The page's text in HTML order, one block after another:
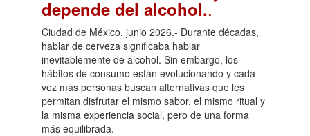
depende del alcohol..
Ciudad de México, junio 2026.- Durante décadas,
hablar de cerveza significaba hablar
inevitablemente de alcohol. Sin embargo, los
hábitos de consumo están evolucionando y cada
vez más personas buscan alternativas que les
permitan disfrutar el mismo sabor, el mismo ritual y
la misma experiencia social, pero de una forma
más equilibrada.